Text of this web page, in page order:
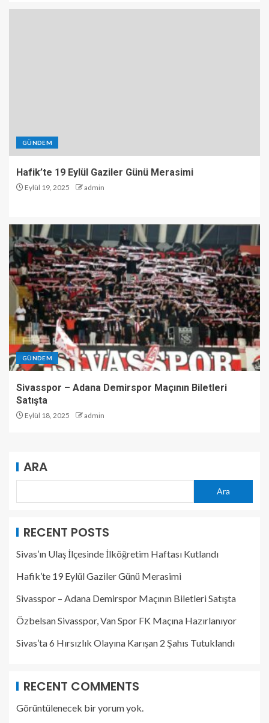
GÜNDEM
Hafik’te 19 Eylül Gaziler Günü Merasimi
Eylül 19, 2025 admin
GÜNDEM
Sivasspor – Adana Demirspor Maçının Biletleri
Satışta
Eylül 18, 2025 admin
ARA
Ara
RECENT POSTS
Sivas’ın Ulaş İlçesinde İlköğretim Haftası Kutlandı
Hafik’te 19 Eylül Gaziler Günü Merasimi
Sivasspor – Adana Demirspor Maçının Biletleri Satışta
Özbelsan Sivasspor, Van Spor FK Maçına Hazırlanıyor
Sivas’ta 6 Hırsızlık Olayına Karışan 2 Şahıs Tutuklandı
RECENT COMMENTS
Görüntülenecek bir yorum yok.